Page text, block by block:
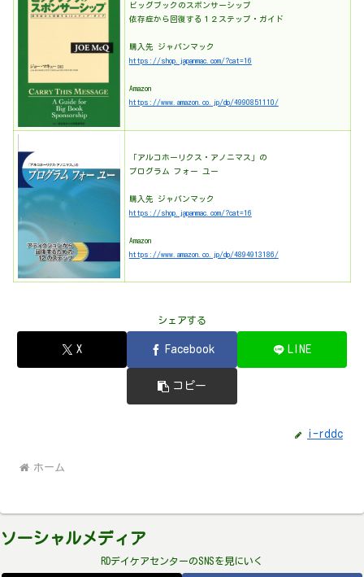
ビッグブックのスポンサーシップ
依存症から回復する１２ステップ・ガイド
購入先 ジャパンマック
https://shop.japanmac.com/?cat=16
Amazon
https://www.amazon.co.jp/dp/4990851110/
「アルコホーリクス・アノニマス」の
プログラム フォー ユー
購入先 ジャパンマック
https://shop.japanmac.com/?cat=16
Amazon
https://www.amazon.co.jp/dp/4894913186/
シェアする
X Facebook LINE
コピー
i-rddc
ホーム
ソーシャルメディア
RDデイケアセンターのSNSを見にいく